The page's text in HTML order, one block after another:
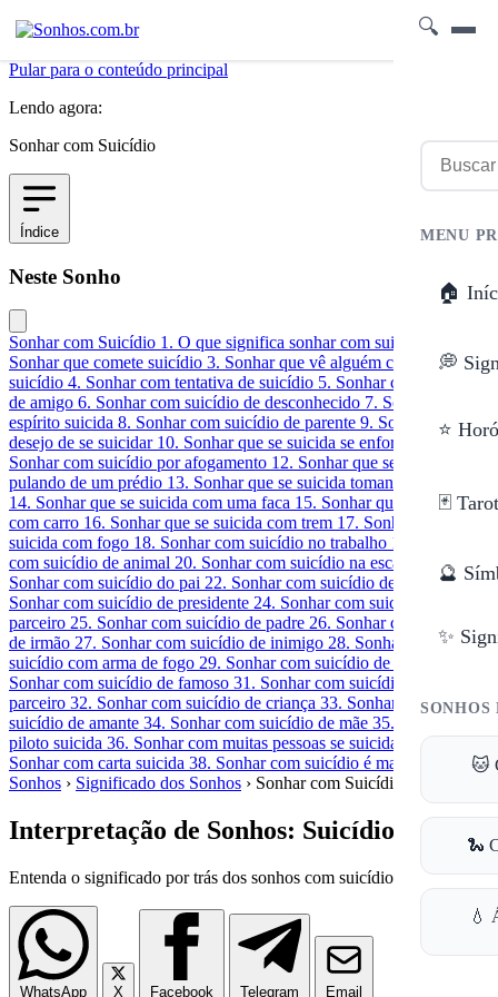
🔍
MENU
🏠
💭
⭐
🃏
🔮
✨
SONHOS
🐱
🐍
💧
Pular para o conteúdo principal
Lendo agora:
Sonhar com Suicídio
Índice
Neste Sonho
Sonhar com Suicídio 1. O que significa sonhar com suicídio
Sonhar que comete suicídio 3. Sonhar que vê alguém cometendo
suicídio 4. Sonhar com tentativa de suicídio 5. Sonhar com suicídio
de amigo 6. Sonhar com suicídio de desconhecido 7. Sonhar com
espírito suicida 8. Sonhar com suicídio de parente 9. Sonhar que tem
desejo de se suicidar 10. Sonhar que se suicida se enforcando
11.
Sonhar com suicídio por afogamento 12. Sonhar que se suicida
pulando de um prédio 13. Sonhar que se suicida tomando veneno
14. Sonhar que se suicida com uma faca 15. Sonhar que se suicida
com carro 16. Sonhar que se suicida com trem 17. Sonhar que se
suicida com fogo 18. Sonhar com suicídio no trabalho 19. Sonhar
com suicídio de animal 20. Sonhar com suicídio na escada
21.
Sonhar com suicídio do pai 22. Sonhar com suicídio de terrorista23.
Sonhar com suicídio de presidente 24. Sonhar com suicídio de
parceiro 25. Sonhar com suicídio de padre 26. Sonhar com suicídio
de irmão 27. Sonhar com suicídio de inimigo 28. Sonhar com
suicídio com arma de fogo 29. Sonhar com suicídio de filho
Sonhar com suicídio de famoso 31. Sonhar com suicídio de ex-
parceiro 32. Sonhar com suicídio de criança 33. Sonhar com
suicídio de amante 34. Sonhar com suicídio de mãe 35. Sonhar com
piloto suicida 36. Sonhar com muitas pessoas se suicidando
Sonhar com carta suicida 38. Sonhar com suicídio é mau presságio?
Sonhos › Significado dos Sonhos › Sonhar com Suicídio
Interpretação de Sonhos: Suicídio
Entenda o significado por trás dos sonhos com suicídio.
WhatsApp X Facebook Telegram Email